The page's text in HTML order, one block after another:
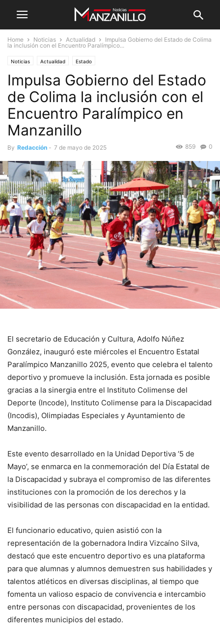
Home Noticias Actualidad
Impulsa Gobierno del Estado de Colima
la inclusión con el Encuentro Paralímpico...
Noticias Actualidad Estado
Impulsa Gobierno del Estado
de Colima la inclusión con el
Encuentro Paralímpico en
Manzanillo
By Redacción - 7 de mayo de 2025 0
859
El secretario de Educación y Cultura, Adolfo Núñez
González, inauguró este miércoles el Encuentro Estatal
Paralímpico Manzanillo 2025, evento que celebra el talento
deportivo y promueve la inclusión. Esta jornada es posible
gracias a la sinergia entre el Instituto Colimense del
Deporte (Incode), Instituto Colimense para la Discapacidad
(Incodis), Olimpiadas Especiales y Ayuntamiento de
Manzanillo.
Este evento desarrollado en la Unidad Deportiva ‘5 de
Mayo’, se enmarca en la conmemoración del Día Estatal de
la Discapacidad y subraya el compromiso de las diferentes
instituciones con la promoción de los derechos y la
visibilidad de las personas con discapacidad en la entidad.
El funcionario educativo, quien asistió con la
representación de la gobernadora Indira Vizcaíno Silva,
destacó que este encuentro deportivo es una plataforma
para que alumnas y alumnos demuestren sus habilidades y
talentos atléticos en diversas disciplinas, al tiempo que
fomenta un valioso espacio de convivencia e intercambio
entre personas con discapacidad, provenientes de los
diferentes municipios del estado.